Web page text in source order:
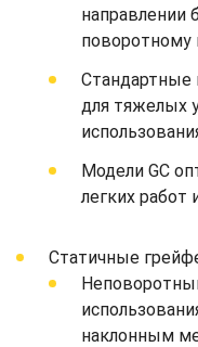
направлении
поворотному
Стандартные
для тяжелых
Модели GC
легких работ
Статичные
наклонным